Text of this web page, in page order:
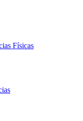
Físicas